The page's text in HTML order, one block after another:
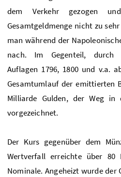
dem Verkehr gezogen
Gesamtgeldmenge nicht zu
man während der
nach. Im Gegenteil, durch
Auflagen 1796, 1800 und v.a.
Gesamtumlauf der emittierten
Milliarde Gulden, der Weg
vorgezeichnet.
Der Kurs gegenüber dem
Wertverfall erreichte über 80
Nominale. Angeheizt wurde der